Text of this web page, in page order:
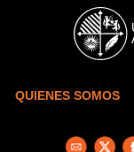
Skip to main content
QUIENES SOMOS